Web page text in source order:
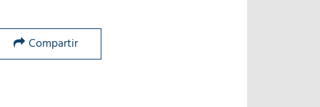
Compartir